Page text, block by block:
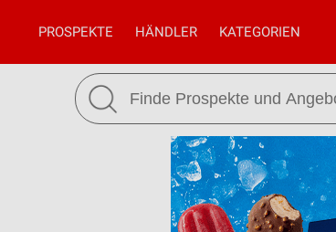
PROSPEKTE HÄNDLER KATEGORIEN